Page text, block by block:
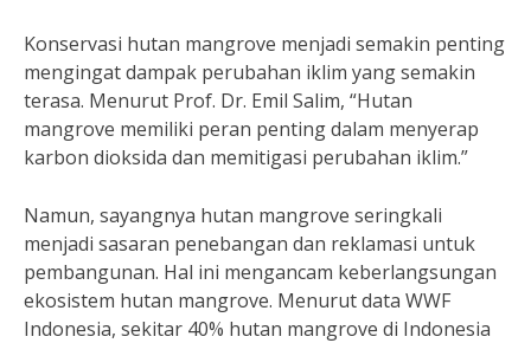
Konservasi hutan mangrove menjadi semakin penting
mengingat dampak perubahan iklim yang semakin
terasa. Menurut Prof. Dr. Emil Salim, “Hutan
mangrove memiliki peran penting dalam menyerap
karbon dioksida dan memitigasi perubahan iklim.”
Namun, sayangnya hutan mangrove seringkali
menjadi sasaran penebangan dan reklamasi untuk
pembangunan. Hal ini mengancam keberlangsungan
ekosistem hutan mangrove. Menurut data WWF
Indonesia, sekitar 40% hutan mangrove di Indonesia